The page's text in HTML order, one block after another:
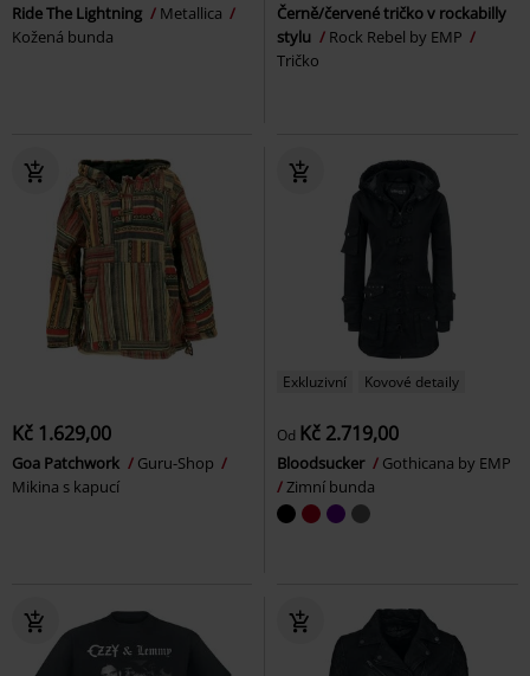
Ride The Lightning
Metallica
Kožená bunda
Černě/červené tričko v rockabilly
stylu
Rock Rebel by EMP
Tričko
Kč 1.629,00
Goa Patchwork
Guru-Shop
Mikina s kapucí
Exkluzivní Kovové detaily
Od Kč 2.719,00
Bloodsucker
Gothicana by EMP
Zimní bunda